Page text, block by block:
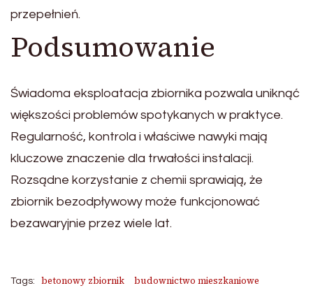
przepełnień.
Podsumowanie
Świadoma eksploatacja zbiornika pozwala uniknąć
większości problemów spotykanych w praktyce.
Regularność, kontrola i właściwe nawyki mają
kluczowe znaczenie dla trwałości instalacji.
Rozsądne korzystanie z chemii sprawiają, że
zbiornik bezodpływowy może funkcjonować
bezawaryjnie przez wiele lat.
Tags: betonowy zbiornik
budownictwo mieszkaniowe